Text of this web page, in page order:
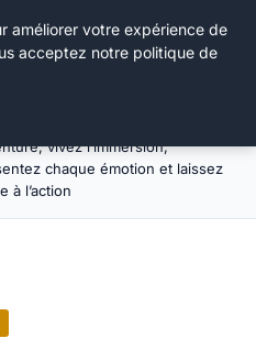
Travel : Plongez au cœur de
vivez l’immersion,
chaque émotion et laissez
à l’action
améliorer votre expérience de
acceptez notre politique de